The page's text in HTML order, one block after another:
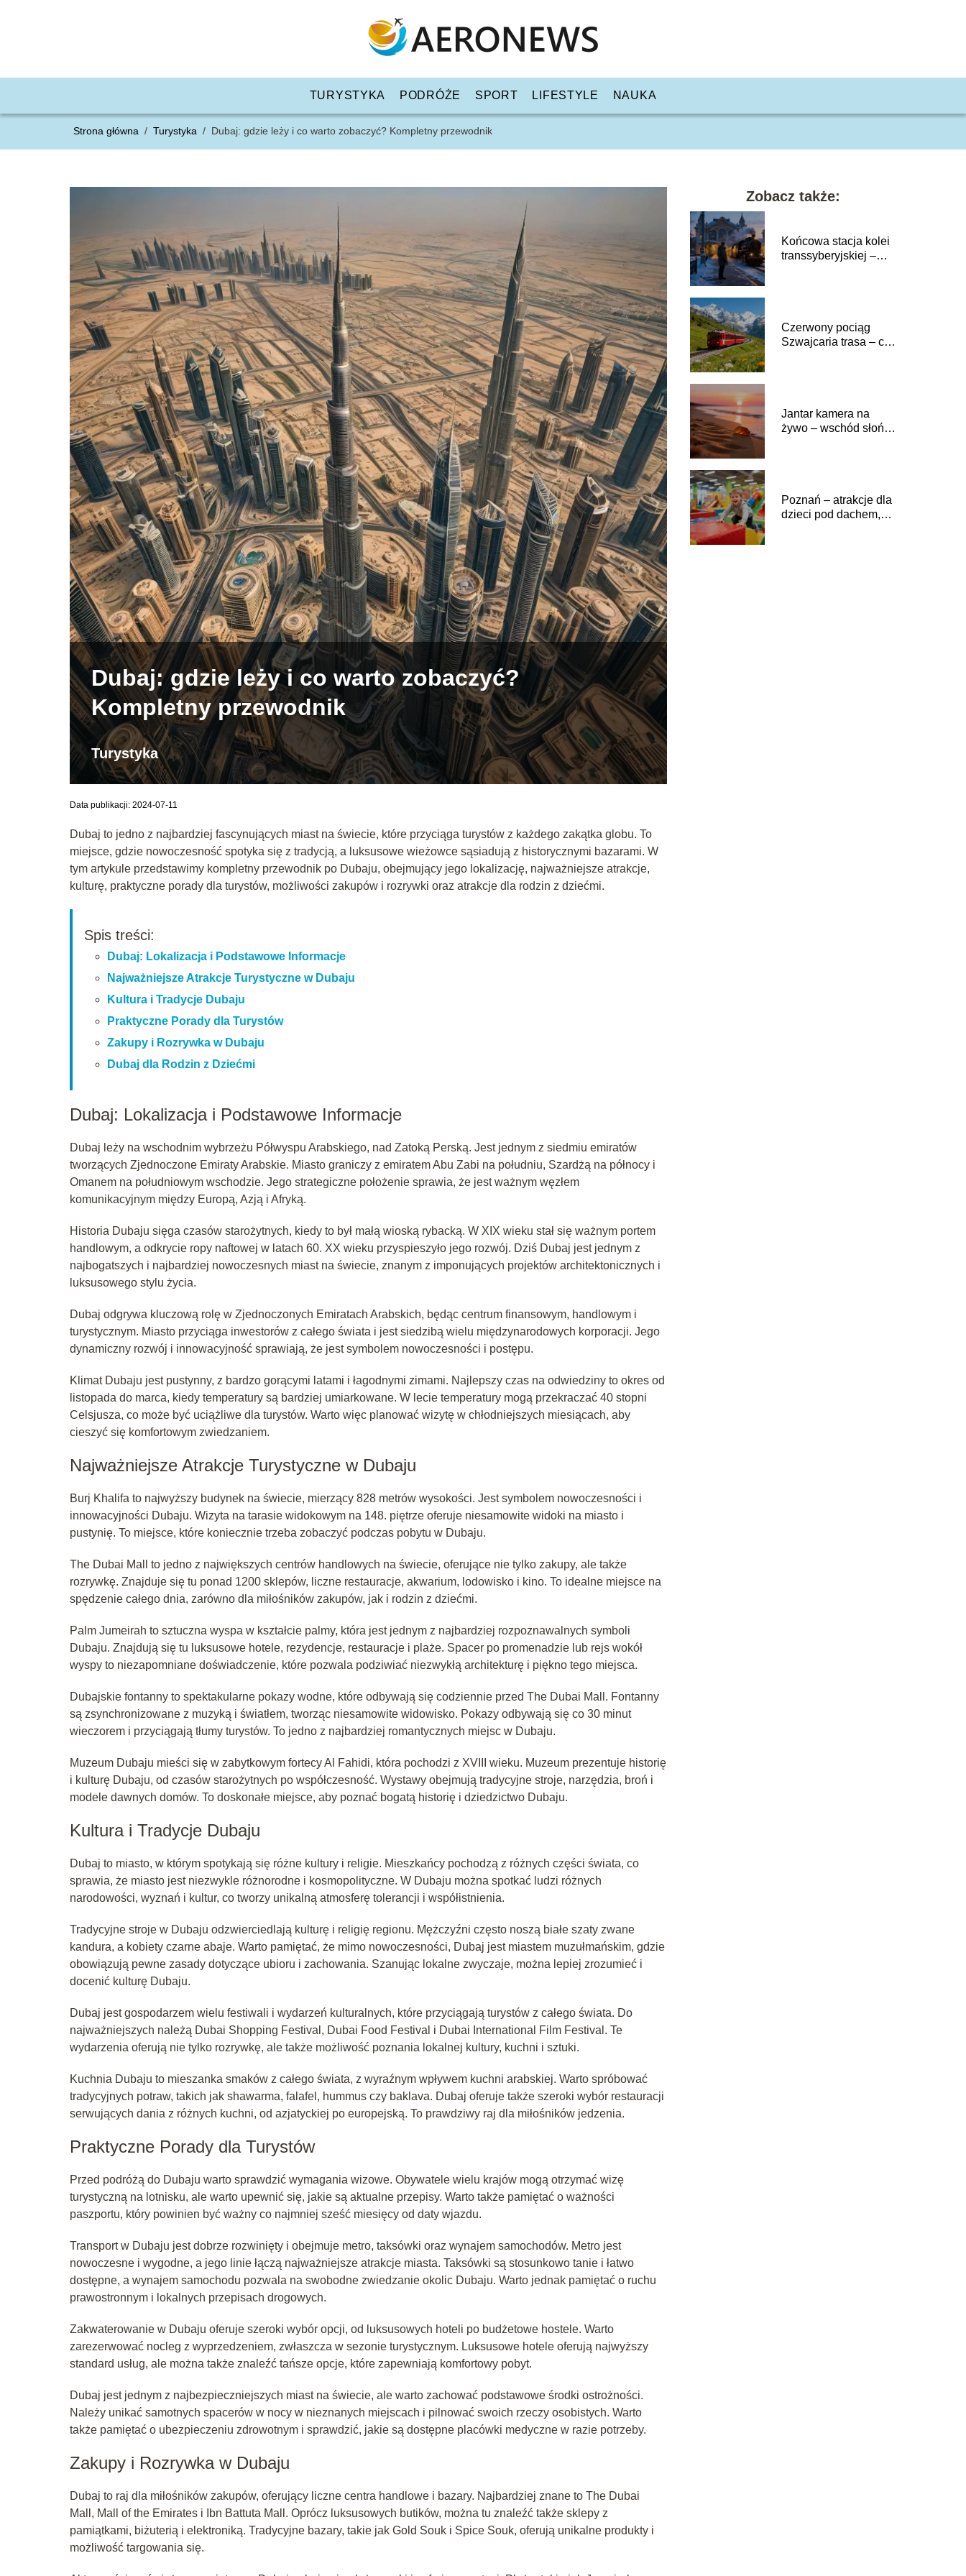
TURYSTYKA PODRÓŻE SPORT LIFESTYLE NAUKA
Strona główna / Turystyka / Dubaj: gdzie leży i co warto zobaczyć? Kompletny przewodnik
Dubaj: gdzie leży i co warto zobaczyć?
Kompletny przewodnik
Turystyka
Data publikacji: 2024-07-11
Dubaj to jedno z najbardziej fascynujących miast na świecie, które przyciąga turystów z każdego zakątka globu. To
miejsce, gdzie nowoczesność spotyka się z tradycją, a luksusowe wieżowce sąsiadują z historycznymi bazarami. W
tym artykule przedstawimy kompletny przewodnik po Dubaju, obejmujący jego lokalizację, najważniejsze atrakcje,
kulturę, praktyczne porady dla turystów, możliwości zakupów i rozrywki oraz atrakcje dla rodzin z dziećmi.
Spis treści:
Dubaj: Lokalizacja i Podstawowe Informacje
Najważniejsze Atrakcje Turystyczne w Dubaju
Kultura i Tradycje Dubaju
Praktyczne Porady dla Turystów
Zakupy i Rozrywka w Dubaju
Dubaj dla Rodzin z Dziećmi
Dubaj: Lokalizacja i Podstawowe Informacje
Dubaj leży na wschodnim wybrzeżu Półwyspu Arabskiego, nad Zatoką Perską. Jest jednym z siedmiu emiratów
tworzących Zjednoczone Emiraty Arabskie. Miasto graniczy z emiratem Abu Zabi na południu, Szardżą na północy i
Omanem na południowym wschodzie. Jego strategiczne położenie sprawia, że jest ważnym węzłem
komunikacyjnym między Europą, Azją i Afryką.
Historia Dubaju sięga czasów starożytnych, kiedy to był małą wioską rybacką. W XIX wieku stał się ważnym portem
handlowym, a odkrycie ropy naftowej w latach 60. XX wieku przyspieszyło jego rozwój. Dziś Dubaj jest jednym z
najbogatszych i najbardziej nowoczesnych miast na świecie, znanym z imponujących projektów architektonicznych i
luksusowego stylu życia.
Dubaj odgrywa kluczową rolę w Zjednoczonych Emiratach Arabskich, będąc centrum finansowym, handlowym i
turystycznym. Miasto przyciąga inwestorów z całego świata i jest siedzibą wielu międzynarodowych korporacji. Jego
dynamiczny rozwój i innowacyjność sprawiają, że jest symbolem nowoczesności i postępu.
Klimat Dubaju jest pustynny, z bardzo gorącymi latami i łagodnymi zimami. Najlepszy czas na odwiedziny to okres od
listopada do marca, kiedy temperatury są bardziej umiarkowane. W lecie temperatury mogą przekraczać 40 stopni
Celsjusza, co może być uciążliwe dla turystów. Warto więc planować wizytę w chłodniejszych miesiącach, aby
cieszyć się komfortowym zwiedzaniem.
Najważniejsze Atrakcje Turystyczne w Dubaju
Burj Khalifa to najwyższy budynek na świecie, mierzący 828 metrów wysokości. Jest symbolem nowoczesności i
innowacyjności Dubaju. Wizyta na tarasie widokowym na 148. piętrze oferuje niesamowite widoki na miasto i
pustynię. To miejsce, które koniecznie trzeba zobaczyć podczas pobytu w Dubaju.
The Dubai Mall to jedno z największych centrów handlowych na świecie, oferujące nie tylko zakupy, ale także
rozrywkę. Znajduje się tu ponad 1200 sklepów, liczne restauracje, akwarium, lodowisko i kino. To idealne miejsce na
spędzenie całego dnia, zarówno dla miłośników zakupów, jak i rodzin z dziećmi.
Palm Jumeirah to sztuczna wyspa w kształcie palmy, która jest jednym z najbardziej rozpoznawalnych symboli
Dubaju. Znajdują się tu luksusowe hotele, rezydencje, restauracje i plaże. Spacer po promenadzie lub rejs wokół
wyspy to niezapomniane doświadczenie, które pozwala podziwiać niezwykłą architekturę i piękno tego miejsca.
Dubajskie fontanny to spektakularne pokazy wodne, które odbywają się codziennie przed The Dubai Mall. Fontanny
są zsynchronizowane z muzyką i światłem, tworząc niesamowite widowisko. Pokazy odbywają się co 30 minut
wieczorem i przyciągają tłumy turystów. To jedno z najbardziej romantycznych miejsc w Dubaju.
Muzeum Dubaju mieści się w zabytkowym fortecy Al Fahidi, która pochodzi z XVIII wieku. Muzeum prezentuje historię
i kulturę Dubaju, od czasów starożytnych po współczesność. Wystawy obejmują tradycyjne stroje, narzędzia, broń i
modele dawnych domów. To doskonałe miejsce, aby poznać bogatą historię i dziedzictwo Dubaju.
Kultura i Tradycje Dubaju
Dubaj to miasto, w którym spotykają się różne kultury i religie. Mieszkańcy pochodzą z różnych części świata, co
sprawia, że miasto jest niezwykle różnorodne i kosmopolityczne. W Dubaju można spotkać ludzi różnych
narodowości, wyznań i kultur, co tworzy unikalną atmosferę tolerancji i współistnienia.
Tradycyjne stroje w Dubaju odzwierciedlają kulturę i religię regionu. Mężczyźni często noszą białe szaty zwane
kandura, a kobiety czarne abaje. Warto pamiętać, że mimo nowoczesności, Dubaj jest miastem muzułmańskim, gdzie
obowiązują pewne zasady dotyczące ubioru i zachowania. Szanując lokalne zwyczaje, można lepiej zrozumieć i
docenić kulturę Dubaju.
Dubaj jest gospodarzem wielu festiwali i wydarzeń kulturalnych, które przyciągają turystów z całego świata. Do
najważniejszych należą Dubai Shopping Festival, Dubai Food Festival i Dubai International Film Festival. Te
wydarzenia oferują nie tylko rozrywkę, ale także możliwość poznania lokalnej kultury, kuchni i sztuki.
Kuchnia Dubaju to mieszanka smaków z całego świata, z wyraźnym wpływem kuchni arabskiej. Warto spróbować
tradycyjnych potraw, takich jak shawarma, falafel, hummus czy baklava. Dubaj oferuje także szeroki wybór restauracji
serwujących dania z różnych kuchni, od azjatyckiej po europejską. To prawdziwy raj dla miłośników jedzenia.
Praktyczne Porady dla Turystów
Przed podróżą do Dubaju warto sprawdzić wymagania wizowe. Obywatele wielu krajów mogą otrzymać wizę
turystyczną na lotnisku, ale warto upewnić się, jakie są aktualne przepisy. Warto także pamiętać o ważności
paszportu, który powinien być ważny co najmniej sześć miesięcy od daty wjazdu.
Transport w Dubaju jest dobrze rozwinięty i obejmuje metro, taksówki oraz wynajem samochodów. Metro jest
nowoczesne i wygodne, a jego linie łączą najważniejsze atrakcje miasta. Taksówki są stosunkowo tanie i łatwo
dostępne, a wynajem samochodu pozwala na swobodne zwiedzanie okolic Dubaju. Warto jednak pamiętać o ruchu
prawostronnym i lokalnych przepisach drogowych.
Zakwaterowanie w Dubaju oferuje szeroki wybór opcji, od luksusowych hoteli po budżetowe hostele. Warto
zarezerwować nocleg z wyprzedzeniem, zwłaszcza w sezonie turystycznym. Luksusowe hotele oferują najwyższy
standard usług, ale można także znaleźć tańsze opcje, które zapewniają komfortowy pobyt.
Dubaj jest jednym z najbezpieczniejszych miast na świecie, ale warto zachować podstawowe środki ostrożności.
Należy unikać samotnych spacerów w nocy w nieznanych miejscach i pilnować swoich rzeczy osobistych. Warto
także pamiętać o ubezpieczeniu zdrowotnym i sprawdzić, jakie są dostępne placówki medyczne w razie potrzeby.
Zakupy i Rozrywka w Dubaju
Dubaj to raj dla miłośników zakupów, oferujący liczne centra handlowe i bazary. Najbardziej znane to The Dubai
Mall, Mall of the Emirates i Ibn Battuta Mall. Oprócz luksusowych butików, można tu znaleźć także sklepy z
pamiątkami, biżuterią i elektroniką. Tradycyjne bazary, takie jak Gold Souk i Spice Souk, oferują unikalne produkty i
możliwość targowania się.
Zobacz także:
Końcowa stacja kolei
transsyberyjskiej –
Czerwony pociąg
Szwajcaria trasa – co
Jantar kamera na
żywo – wschód słońca
Poznań – atrakcje dla
dzieci pod dachem,